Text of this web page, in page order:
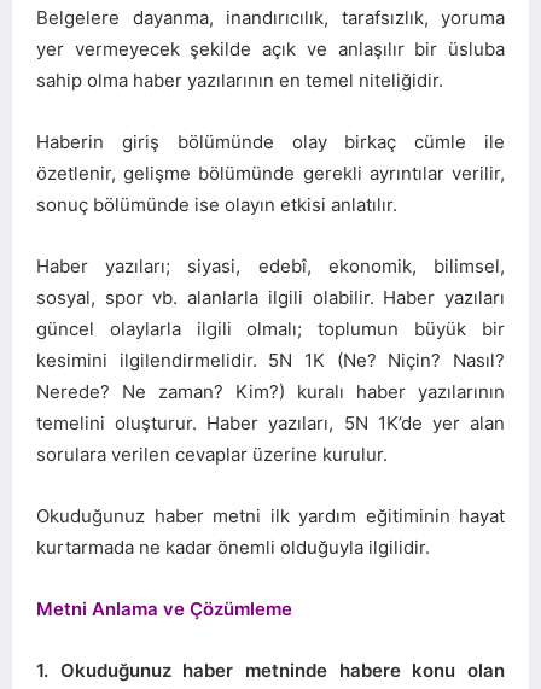
Belgelere dayanma, inandırıcılık, tarafsızlık, yoruma
yer vermeyecek şekilde açık ve anlaşılır bir üsluba
sahip olma haber yazılarının en temel niteliğidir.
Haberin giriş bölümünde olay birkaç cümle ile
özetlenir, gelişme bölümünde gerekli ayrıntılar verilir,
sonuç bölümünde ise olayın etkisi anlatılır.
Haber yazıları; siyasi, edebî, ekonomik, bilimsel,
sosyal, spor vb. alanlarla ilgili olabilir. Haber yazıları
güncel olaylarla ilgili olmalı; toplumun büyük bir
kesimini ilgilendirmelidir. 5N 1K (Ne? Niçin? Nasıl?
Nerede? Ne zaman? Kim?) kuralı haber yazılarının
temelini oluşturur. Haber yazıları, 5N 1K’de yer alan
sorulara verilen cevaplar üzerine kurulur.
Okuduğunuz haber metni ilk yardım eğitiminin hayat
kurtarmada ne kadar önemli olduğuyla ilgilidir.
Metni Anlama ve Çözümleme
1. Okuduğunuz haber metninde habere konu olan